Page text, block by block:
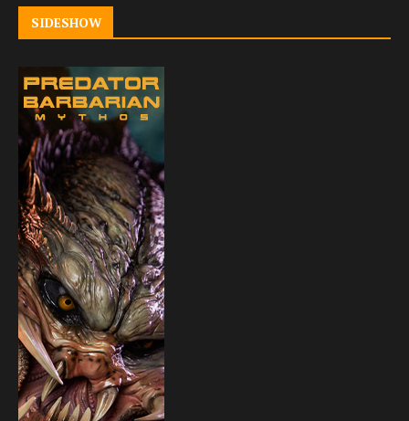
SIDESHOW